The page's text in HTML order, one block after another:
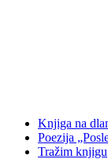
Knjiga na
Poezija
Tražim knjigu